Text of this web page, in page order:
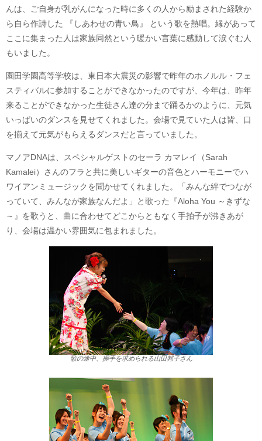
んは、ご自身が乳がんになった時に多くの人から励まされた経験か
ら自ら作詩した 『しあわせの青い鳥』 という歌を熱唱。縁があって
ここに集まった人は家族同然という暖かい言葉に感動して涙ぐむ人
もいました。
園田学園高等学校は、東日本大震災の影響で昨年のホノルル・フェ
スティバルに参加することができなかったのですが、今年は、昨年
来ることができなかった生徒さん達の分まで踊るかのように、元気
いっぱいのダンスを見せてくれました。会場で見ていた人は皆、口
を揃えて元気がもらえるダンスだと言っていました。
マノアDNAは、スペシャルゲストのセーラ カマレイ（Sarah
Kamalei）さんのフラと共に美しいギターの音色とハーモニーでハ
ワイアンミュージックを聞かせてくれました。「みんな絆でつなが
っていて、みんなが家族なんだよ」と歌った『Aloha You ～きずな
～』を歌うと、曲に合わせてどこからともなく手拍子が沸きあが
り、会場は温かい雰囲気に包まれました。
歌の途中、握手を求められる山田邦子さん